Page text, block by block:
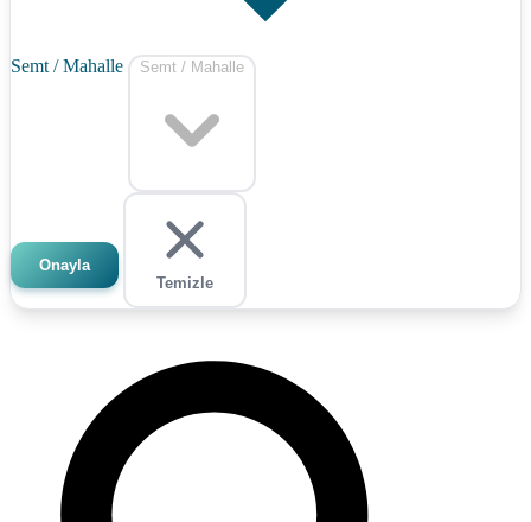
Semt / Mahalle Semt / Mahalle
Onayla
Temizle